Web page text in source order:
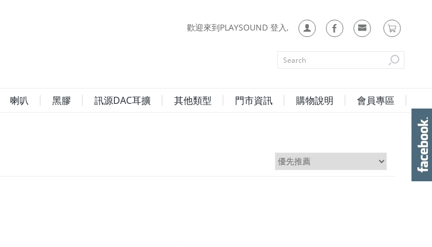
歡迎來到PLAYSOUND 登入,
喇叭 黑膠 訊源DAC耳擴 其他類型 門市資訊 購物說明 會員專區